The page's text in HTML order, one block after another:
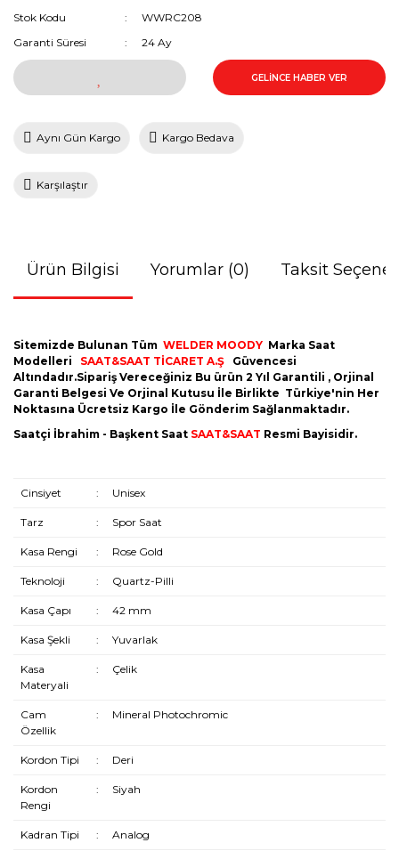
Stok Kodu
WWRC208
Garanti Süresi
24 Ay
GELİNCE HABER VER
Aynı Gün Kargo Kargo Bedava
Karşılaştır
Ürün Bilgisi Yorumlar (0) Taksit
Sitemizde Bulunan Tüm WELDER MOODY Marka Saat
Modelleri SAAT&SAAT TİCARET A.Ş Güvencesi
Altındadır.Sipariş Vereceğiniz Bu ürün 2 Yıl Garantili , Orjinal
Garanti Belgesi Ve Orjinal Kutusu İle Birlikte Türkiye'nin Her
Noktasına Ücretsiz Kargo İle Gönderim Sağlanmaktadır.
Saatçi İbrahim - Başkent Saat SAAT&SAAT Resmi Bayisidir.
Cinsiyet : Unisex
Tarz : Spor Saat
Kasa Rengi : Rose Gold
Teknoloji : Quartz-Pilli
Kasa Çapı : 42 mm
Kasa Şekli : Yuvarlak
Kasa
Materyali
: Çelik
Cam
Özellik
: Mineral Photochromic
Kordon Tipi : Deri
Kordon
Rengi
: Siyah
Kadran Tipi : Analog